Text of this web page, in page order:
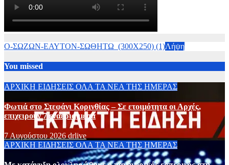
Ο-ΣΩΖΩΝ-ΕΑΥΤΟΝ-ΣΩΘΗΤΩ_(300Χ250) (1)Λήψη
You missed
ΑΡΧΙΚΗ ΕΙΔΗΣΕΙΣ ΟΛΑ ΤΑ ΝΕΑ ΤΗΣ ΗΜΕΡΑΣ
Φωτιά στο Στεφάνι Κορινθίας – Σε ετοιμότητα οι Αρχές,
επιχειρούν 7 εναέρια μέσα
7 Αυγούστου 2026drlive
ΑΡΧΙΚΗ ΕΙΔΗΣΕΙΣ ΟΛΑ ΤΑ ΝΕΑ ΤΗΣ ΗΜΕΡΑΣ